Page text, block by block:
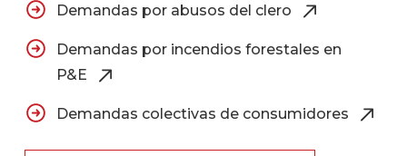
Demandas por abusos del clero
Demandas por incendios forestales en
P&E
Demandas colectivas de consumidores